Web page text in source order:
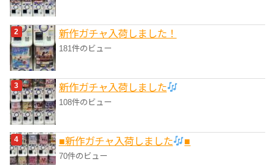
新作ガチャ入荷しました！
181件のビュー
新作ガチャ入荷しました
108件のビュー
■新作ガチャ入荷しました ■
70件のビュー